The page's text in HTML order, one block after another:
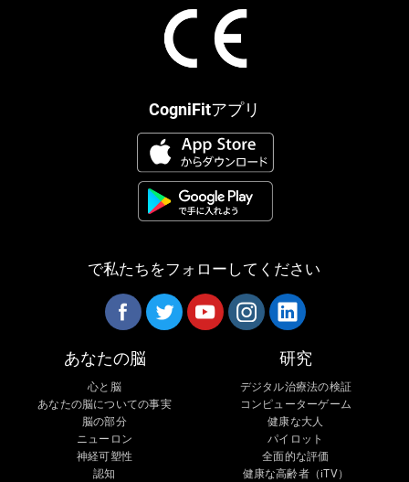
CogniFitアプリ
で私たちをフォローしてください
あなたの脳
心と脳
あなたの脳についての事実
脳の部分
ニューロン
神経可塑性
認知
研究
デジタル治療法の検証
コンピューターゲーム
健康な大人
パイロット
全面的な評価
健康な高齢者（iTV）